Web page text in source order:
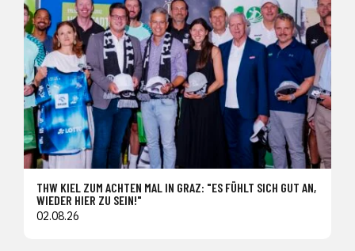
THW KIEL ZUM ACHTEN MAL IN GRAZ: "ES FÜHLT SICH GUT AN,
WIEDER HIER ZU SEIN!"
02.08.26